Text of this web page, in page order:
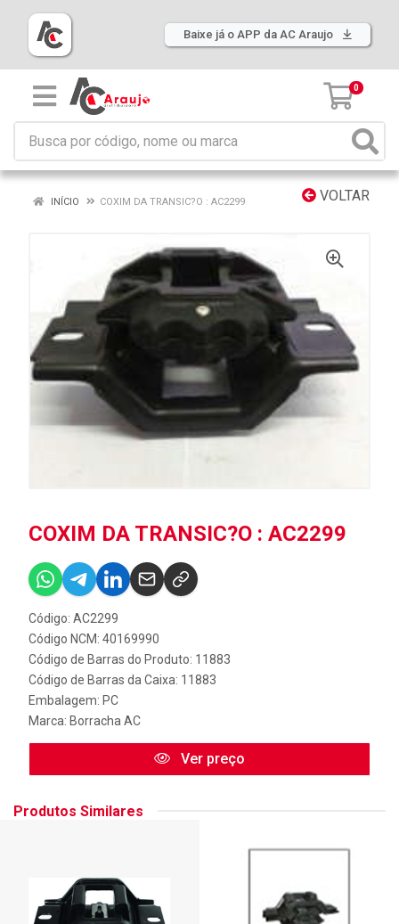
Baixe já o APP da AC Araujo
0
VOLTAR
INÍCIO COXIM DA TRANSIC?O : AC2299
COXIM DA TRANSIC?O : AC2299
Código: AC2299
Código NCM: 40169990
Código de Barras do Produto: 11883
Código de Barras da Caixa: 11883
Embalagem: PC
Marca: Borracha AC
Ver preço
Produtos Similares